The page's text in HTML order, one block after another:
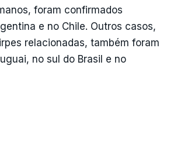
foram confirmados
e no Chile. Outros casos,
relacionadas, também foram
no sul do Brasil e no